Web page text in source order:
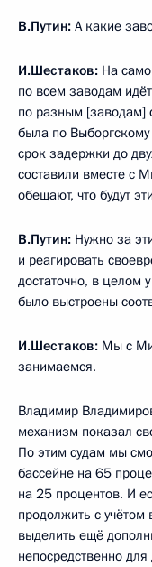
В.Путин: А какие
И.Шестаков: На
по всем заводам
по разным [заводам]
была по Выборгскому
срок задержки до
составили вместе с
обещают, что будут
В.Путин: Нужно за
и реагировать
достаточно, в целом
было выстроены
И.Шестаков: Мы с
занимаемся.
Владимир
механизм показал
По этим судам мы
бассейне на 65
на 25 процентов. И
продолжить с
выделить ещё
непосредственно